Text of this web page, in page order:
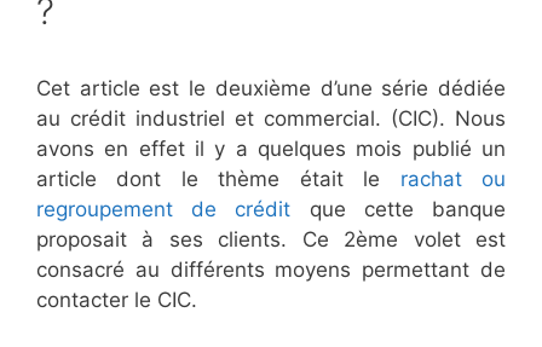
?
Cet article est le deuxième d’une série dédiée
au crédit industriel et commercial. (CIC). Nous
avons en effet il y a quelques mois publié un
article dont le thème était le rachat ou
regroupement de crédit que cette banque
proposait à ses clients. Ce 2ème volet est
consacré au différents moyens permettant de
contacter le CIC.